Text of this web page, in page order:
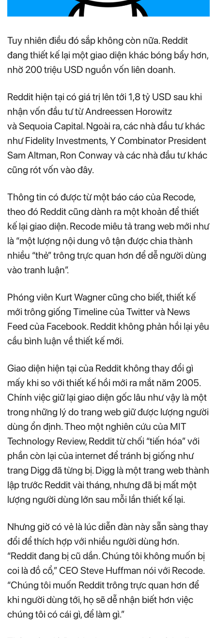
Tuy nhiên điều đó sắp không còn nữa. Reddit
đang thiết kế lại một giao diện khác bóng bẩy hơn,
nhờ 200 triệu USD nguồn vốn liên doanh.
Reddit hiện tại có giá trị lên tới 1,8 tỷ USD sau khi
nhận vốn đầu tư từ Andreessen Horowitz
và Sequoia Capital. Ngoài ra, các nhà đầu tư khác
như Fidelity Investments, Y Combinator President
Sam Altman, Ron Conway và các nhà đầu tư khác
cũng rót vốn vào đây.
Thông tin có được từ một báo cáo của Recode,
theo đó Reddit cũng dành ra một khoản để thiết
kế lại giao diện. Recode miêu tả trang web mới như
là “một lượng nội dung vô tận được chia thành
nhiều “thẻ” trông trực quan hơn để dễ người dùng
vào tranh luận”.
Phóng viên Kurt Wagner cũng cho biết, thiết kế
mới trông giống Timeline của Twitter và News
Feed của Facebook. Reddit không phản hồi lại yêu
cầu bình luận về thiết kế mới.
Giao diện hiện tại của Reddit không thay đổi gì
mấy khi so với thiết kế hồi mới ra mắt năm 2005.
Chính việc giữ lại giao diện gốc lâu như vậy là một
trong những lý do trang web giữ được lượng người
dùng ổn định. Theo một nghiên cứu của MIT
Technology Review, Reddit từ chối “tiến hóa” với
phần còn lại của internet để tránh bị giống như
trang Digg đã từng bị. Digg là một trang web thành
lập trước Reddit vài tháng, nhưng đã bị mất một
lượng người dùng lớn sau mỗi lần thiết kế lại.
Nhưng giờ có vẻ là lúc diễn đàn này sẵn sàng thay
đổi để thích hợp với nhiều người dùng hơn.
“Reddit đang bị cũ dần. Chúng tôi không muốn bị
coi là đồ cổ,” CEO Steve Huffman nói với Recode.
“Chúng tôi muốn Reddit trông trực quan hơn để
khi người dùng tới, họ sẽ dễ nhận biết hơn việc
chúng tôi có cái gì, để làm gì.”